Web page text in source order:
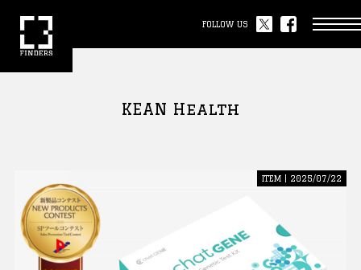
FOLLOW US
KEAN Health
ITEM | 2025/07/22